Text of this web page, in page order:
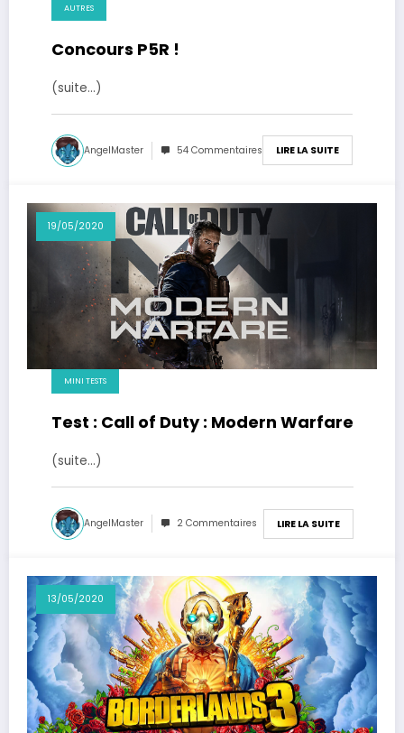
AUTRES
Concours P5R !
(suite…)
AngelMaster 54 Commentaires LIRE LA SUITE
19/05/2020
MINI TESTS
Test : Call of Duty : Modern Warfare
(suite…)
AngelMaster 2 Commentaires LIRE LA SUITE
13/05/2020